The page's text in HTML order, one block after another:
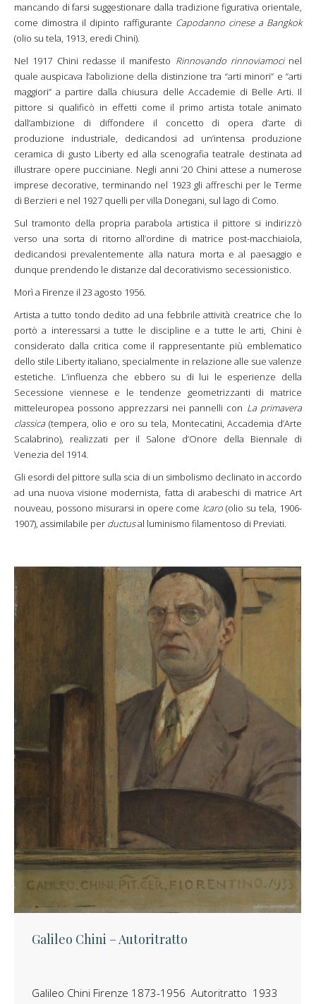
mancando di farsi suggestionare dalla tradizione figurativa orientale,
come dimostra il dipinto raffigurante Capodanno cinese a Bangkok
(olio su tela, 1913, eredi Chini).
Nel 1917 Chini redasse il manifesto Rinnovando rinnoviamoci nel
quale auspicava l’abolizione della distinzione tra “arti minori” e “arti
maggiori” a partire dalla chiusura delle Accademie di Belle Arti. Il
pittore si qualificò in effetti come il primo artista totale animato
dall’ambizione di diffondere il concetto di opera d’arte di
produzione industriale, dedicandosi ad un’intensa produzione
ceramica di gusto Liberty ed alla scenografia teatrale destinata ad
illustrare opere pucciniane. Negli anni ’20 Chini attese a numerose
imprese decorative, terminando nel 1923 gli affreschi per le Terme
di Berzieri e nel 1927 quelli per villa Donegani, sul lago di Como.
Sul tramonto della propria parabola artistica il pittore si indirizzò
verso una sorta di ritorno all’ordine di matrice post-macchiaiola,
dedicandosi prevalentemente alla natura morta e al paesaggio e
dunque prendendo le distanze dal decorativismo secessionistico.
Morì a Firenze il 23 agosto 1956.
Artista a tutto tondo dedito ad una febbrile attività creatrice che lo
portò a interessarsi a tutte le discipline e a tutte le arti, Chini è
considerato dalla critica come il rappresentante più emblematico
dello stile Liberty italiano, specialmente in relazione alle sue valenze
estetiche. L’influenza che ebbero su di lui le esperienze della
Secessione viennese e le tendenze geometrizzanti di matrice
mitteleuropea possono apprezzarsi nei pannelli con La primavera
classica (tempera, olio e oro su tela, Montecatini, Accademia d’Arte
Scalabrino), realizzati per il Salone d’Onore della Biennale di
Venezia del 1914.
Gli esordi del pittore sulla scia di un simbolismo declinato in accordo
ad una nuova visione modernista, fatta di arabeschi di matrice Art
nouveau, possono misurarsi in opere come Icaro (olio su tela, 1906-
1907), assimilabile per ductusal luminismo filamentoso di Previati.
Galileo Chini – Autoritratto
Galileo Chini Firenze 1873-1956 Autoritratto 1933